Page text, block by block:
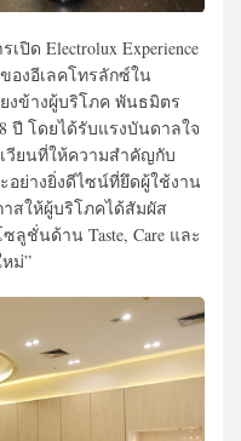
เปิด Electrolux Experience
องอีเลคโทรลักซ์ใน
งข้างผู้บริโภค พันธมิตร
ปี โดยได้รับแรงบันดาลใจ
วียนที่ให้ความสำคัญกับ
อย่างยิ่งดีไซน์ที่ยึดผู้ใช้งาน
สให้ผู้บริโภคได้สัมผัส
ชั่นด้าน Taste, Care และ
ม่”